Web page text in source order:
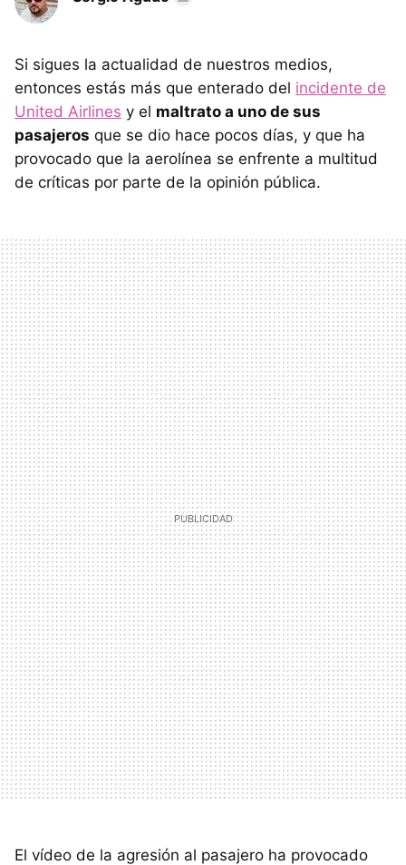
Si sigues la actualidad de nuestros medios,
entonces estás más que enterado del incidente de
United Airlines y el maltrato a uno de sus
pasajeros que se dio hace pocos días, y que ha
provocado que la aerolínea se enfrente a multitud
de críticas por parte de la opinión pública.
El vídeo de la agresión al pasajero ha provocado